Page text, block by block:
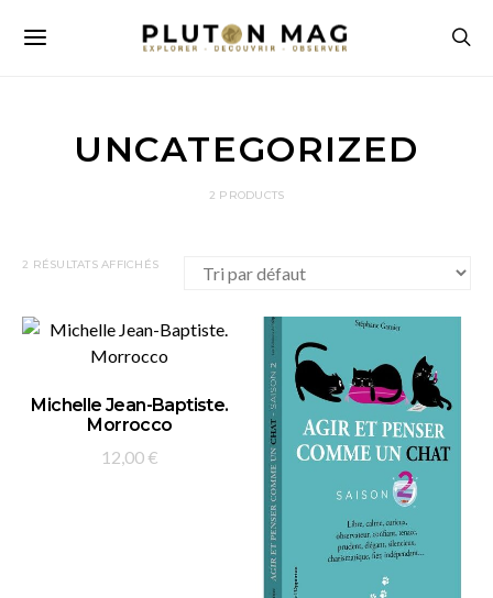
UNCATEGORIZED
2 PRODUCTS
2 RÉSULTATS AFFICHÉS
AJOUTER AU PANIER
Michelle Jean-Baptiste.
Morrocco
12,00 €